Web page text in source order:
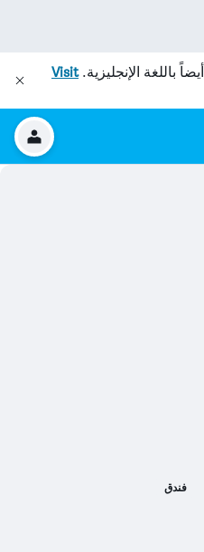
باللغة الإنجليزية.Visit
فندق